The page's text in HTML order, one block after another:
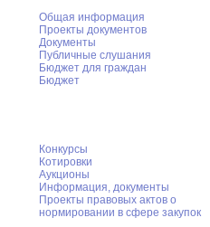
Общая информация
Проекты документов
Документы
Публичные слушания
Бюджет для граждан
Бюджет
Конкурсы
Котировки
Аукционы
Информация, документы
Проекты правовых актов о
нормировании в сфере закупок